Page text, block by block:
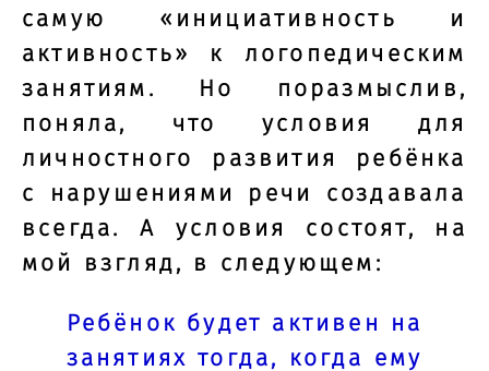
самую «инициативность и
активность» к логопедическим
занятиям. Но поразмыслив,
поняла, что условия для
личностного развития ребёнка
с нарушениями речи создавала
всегда. А условия состоят, на
мой взгляд, в следующем:
Ребёнок будет активен на
занятиях тогда, когда ему